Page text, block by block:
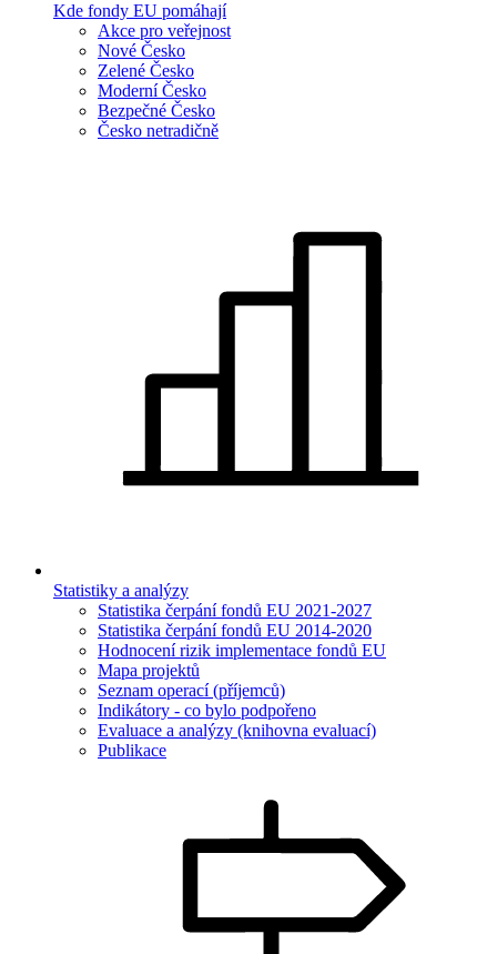
Kde fondy EU pomáhají
Akce pro veřejnost
Nové Česko
Zelené Česko
Moderní Česko
Bezpečné Česko
Česko netradičně
Statistiky a analýzy
Statistika čerpání fondů EU 2021-2027
Statistika čerpání fondů EU 2014-2020
Hodnocení rizik implementace fondů EU
Mapa projektů
Seznam operací (příjemců)
Indikátory - co bylo podpořeno
Evaluace a analýzy (knihovna evaluací)
Publikace